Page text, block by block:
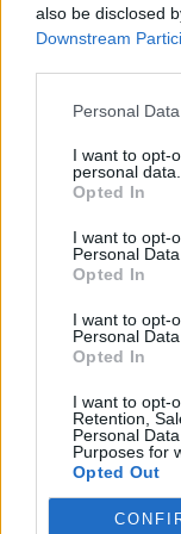
also be disclosed
Downstream
Personal
I want to opt-
personal data.
Opted In
I want to opt-
Personal Data.
Opted In
I want to opt-
Personal
Opted In
I want to opt-
Retention,
Personal
Purposes for
Opted Out
Lietuvos
Savaitės
Žinios | Orai
V. Zalužno
Ukrainos
Laidos | Nauja
Sinoptikai
savaitę: karščiai
Žinios | Orai